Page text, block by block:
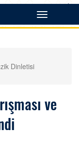
|
Toggle
Dinletisi
ve